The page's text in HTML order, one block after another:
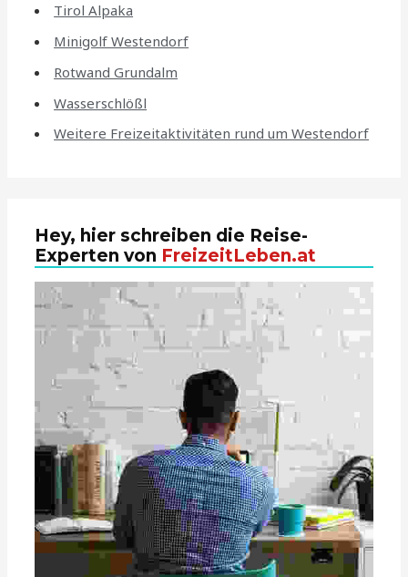
Tirol Alpaka
Minigolf Westendorf
Rotwand Grundalm
Wasserschlößl
Weitere Freizeitaktivitäten rund um Westendorf
Hey, hier schreiben die Reise-
Experten von FreizeitLeben.at